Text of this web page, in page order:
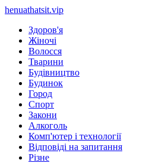
henuathatsit.vip
Здоров'я
Жіночі
Волосся
Тварини
Будівництво
Будинок
Город
Спорт
Закони
Алкоголь
Комп'ютер і технології
Відповіді на запитання
Різне